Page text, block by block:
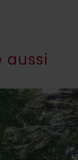
aussi